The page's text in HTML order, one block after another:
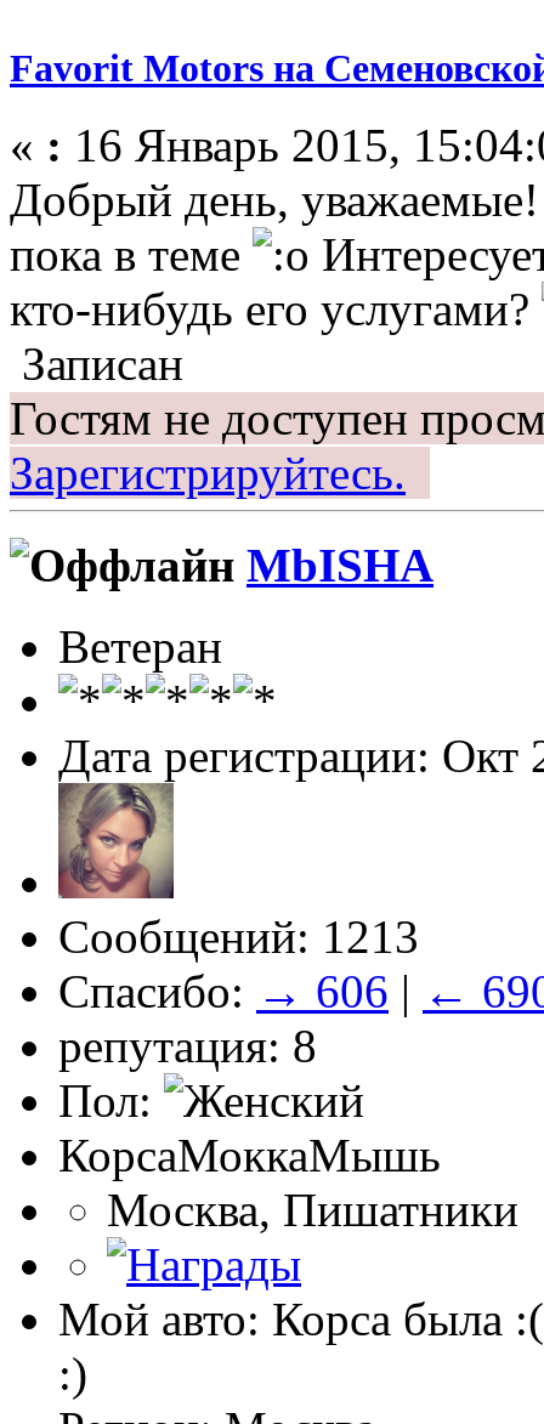
Favorit Motors на
« : 16 Январь 2015,
Добрый день, уважаемые!
пока в теме
кто-нибудь его услугами?
Записан
Гостям не доступен
Зарегистрируйтесь.
MbISHA
Ветеран
Дата регистрации: Окт
Сообщений: 1213
Спасибо: → 606 | ←
репутация: 8
Пол:
КорсаМоккаМышь
Москва, Пишатники
Мой авто: Корса была
:)